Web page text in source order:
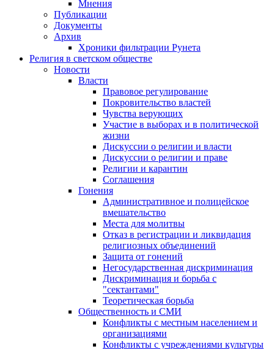
Мнения
Публикации
Документы
Архив
Хроники фильтрации Рунета
Религия в светском обществе
Новости
Власти
Правовое регулирование
Покровительство властей
Чувства верующих
Участие в выборах и в политической
жизни
Дискуссии о религии и власти
Дискуссии о религии и праве
Религии и карантин
Соглашения
Гонения
Административное и полицейское
вмешательство
Места для молитвы
Отказ в регистрации и ликвидация
религиозных объединений
Защита от гонений
Негосударственная дискриминация
Дискриминация и борьба с
"сектантами"
Теоретическая борьба
Общественность и СМИ
Конфликты с местным населением и
организациями
Конфликты с учреждениями культуры